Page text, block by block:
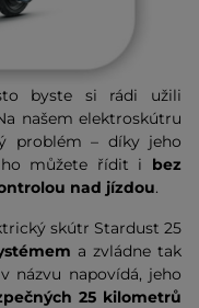
byste si rádi užili
našem elektroskútru
problém – díky jeho
můžete řídit i bez
nad jízdou.
skútr Stardust 25
a zvládne tak
názvu napovídá, jeho
25 kilometrů